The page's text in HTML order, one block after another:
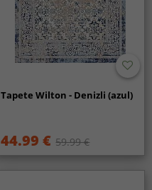
Tapete Wilton - Denizli (azul)
44.99 € 59.99 €